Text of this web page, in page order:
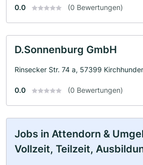
0.0 (0 Bewertungen)
D.Sonnenburg GmbH
Rinsecker Str. 74 a, 57399
0.0 (0 Bewertungen)
Jobs in Attendorn &
Vollzeit, Teilzeit,